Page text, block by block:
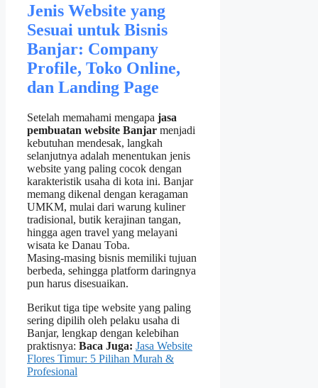
Jenis Website yang
Sesuai untuk Bisnis
Banjar: Company
Profile, Toko Online,
dan Landing Page
Setelah memahami mengapa jasa
pembuatan website Banjar menjadi
kebutuhan mendesak, langkah
selanjutnya adalah menentukan jenis
website yang paling cocok dengan
karakteristik usaha di kota ini. Banjar
memang dikenal dengan keragaman
UMKM, mulai dari warung kuliner
tradisional, butik kerajinan tangan,
hingga agen travel yang melayani
wisata ke Danau Toba.
Masing‑masing bisnis memiliki tujuan
berbeda, sehingga platform daringnya
pun harus disesuaikan.
Berikut tiga tipe website yang paling
sering dipilih oleh pelaku usaha di
Banjar, lengkap dengan kelebihan
praktisnya: Baca Juga: Jasa Website
Flores Timur: 5 Pilihan Murah &
Profesional